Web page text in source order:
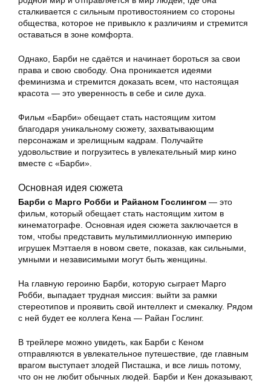
сталкивается с сильным противостоянием со стороны
общества, которое не привыкло к различиям и стремится
оставаться в зоне комфорта.
Однако, Барби не сдаётся и начинает бороться за свои
права и свою свободу. Она проникается идеями
феминизма и стремится доказать всем, что настоящая
красота — это уверенность в себе и силе духа.
Фильм «Барби» обещает стать настоящим хитом
благодаря уникальному сюжету, захватывающим
персонажам и зрелищным кадрам. Получайте
удовольствие и погрузитесь в увлекательный мир кино
вместе с «Барби».
Основная идея сюжета
Барби с Марго Робби и Райаном Гослингом — это
фильм, который обещает стать настоящим хитом в
кинематографе. Основная идея сюжета заключается в
том, чтобы представить мультимиллионную империю
игрушек Мэттаеля в новом свете, показав, как сильными,
умными и независимыми могут быть женщины.
На главную героиню Барби, которую сыграет Марго
Робби, выпадает трудная миссия: выйти за рамки
стереотипов и проявить свой интеллект и смекалку. Рядом
с ней будет ее коллега Кена — Райан Гослинг.
В трейлере можно увидеть, как Барби с Кеном
отправляются в увлекательное путешествие, где главным
врагом выступает злодей Писташка, и все лишь потому,
что он не любит обычных людей. Барби и Кен доказывают,